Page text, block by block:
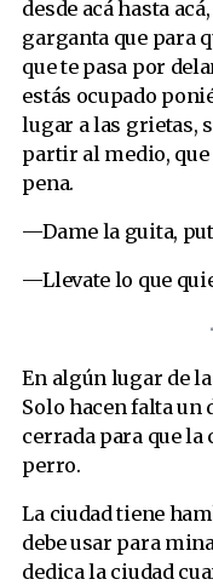
desde acá hasta
garganta que para
que te pasa por
estás ocupado
lugar a las grietas,
partir al medio, que
pena.
—Dame la guita,
—Llevate lo que
En algún lugar de
Solo hacen falta un
cerrada para que la
perro.
La ciudad tiene
debe usar para
dedica la ciudad